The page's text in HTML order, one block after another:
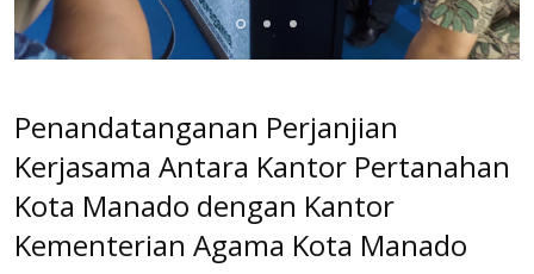
Penandatanganan Perjanjian
Kerjasama Antara Kantor Pertanahan
Kota Manado dengan Kantor
Kementerian Agama Kota Manado